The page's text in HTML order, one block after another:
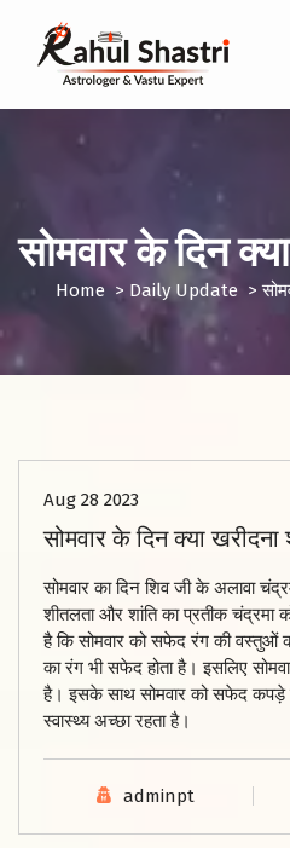
सोमवार के दिन
Home> Daily Update>
Aug 28 2023
सोमवार के दिन क्या
सोमवार का दिन शिव जी के अलावा
शीतलता और शांति का प्रतीक चंद्रमा
है कि सोमवार को सफेद रंग की वस्तुओं
का रंग भी सफेद होता है। इसलिए
है। इसके साथ सोमवार को सफेद कपड़े
स्वास्थ्य अच्छा रहता है।
adminpt